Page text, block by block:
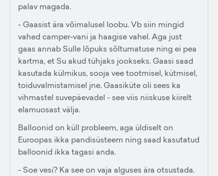
palav magada.
- Gaasist ära võimalusel loobu. Vb siin mingid
vahed camper-vani ja haagise vahel. Aga just
gaas annab Sulle lõpuks sõltumatuse ning ei pea
kartma, et Su akud tühjaks jookseks. Gaasi saad
kasutada külmikus, sooja vee tootmisel, kütmisel,
toiduvalmistamisel jne. Gaasiküte oli sees ka
vihmastel suvepäevadel - see viis niiskuse kiirelt
elamuosast välja.
Balloonid on küll probleem, aga üldiselt on
Euroopas ikka pandisüsteem ning saad kasutatud
balloonid ikka tagasi anda.
- Soe vesi? Ka see on vaja alguses ära otsustada.